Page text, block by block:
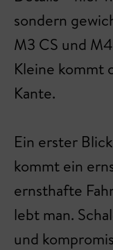
sondern
M3 CS und
Kleine kommt
Kante.
Ein erster
kommt ein
ernsthafte
lebt man.
und